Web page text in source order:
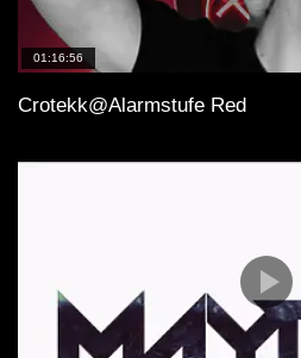
01:16:56
Crotekk@Alarmstufe Red